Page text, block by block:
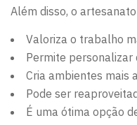
Além disso, o
Valoriza o trabalho
Permite personalizar
Cria ambientes mais
Pode ser
É uma ótima opção